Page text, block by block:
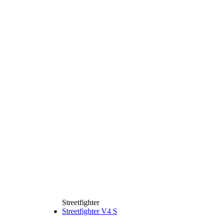
Streetfighter
Streetfighter V4 S